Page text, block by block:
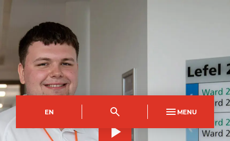
EN MENU